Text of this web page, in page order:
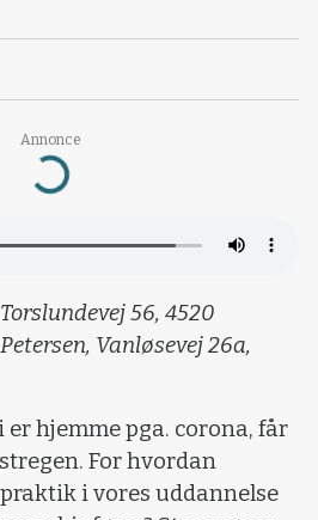
Annonce
Loading...
56, 4520
Vanløsevej 26a,
er hjemme pga. corona, får
For hvordan
i vores uddannelse